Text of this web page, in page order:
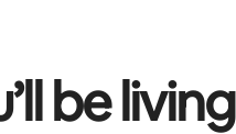
be living